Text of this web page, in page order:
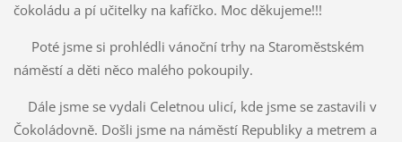
čokoládu a pí učitelky na kafíčko. Moc děkujeme!!!
Poté jsme si prohlédli vánoční trhy na Staroměstském
náměstí a děti něco malého pokoupily.
Dále jsme se vydali Celetnou ulicí, kde jsme se zastavili v
Čokoládovně. Došli jsme na náměstí Republiky a metrem a